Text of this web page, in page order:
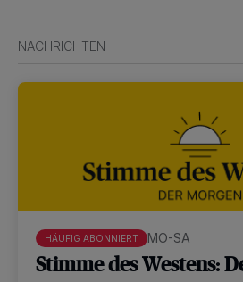
NACHRICHTEN
HÄUFIG ABONNIERT MO-SA
Stimme des Westens: